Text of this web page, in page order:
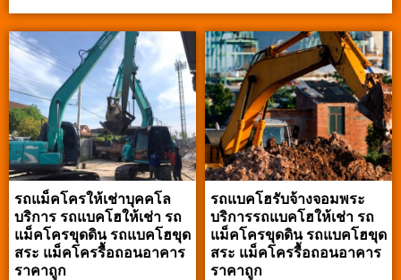
รถแม็คโครให้เช่าบุคคโล
บริการ รถแบคโฮให้เช่า รถ
แม็คโครขุดดิน รถแบคโฮขุด
สระ แม็คโครรื้อถอนอาคาร
ราคาถูก
รถแบคโฮรับจ้างจอมพระ
บริการรถแบคโฮให้เช่า รถ
แม็คโครขุดดิน รถแบคโฮขุด
สระ แม็คโครรื้อถอนอาคาร
ราคาถูก